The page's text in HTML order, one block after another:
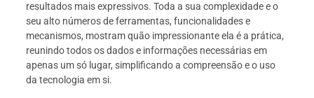
resultados mais expressivos. Toda a sua complexidade e o
seu alto números de ferramentas, funcionalidades e
mecanismos, mostram quão impressionante ela é a prática,
reunindo todos os dados e informações necessárias em
apenas um só lugar, simplificando a compreensão e o uso
da tecnologia em si.